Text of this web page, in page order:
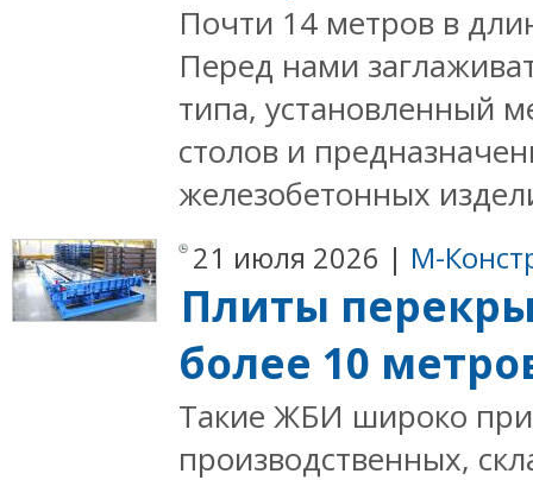
Почти 14 метров в
Перед нами
типа, установленный
столов и
железобетонных
21 июля 2026 | М-
Плиты
более 10
Такие ЖБИ широко
производственных,